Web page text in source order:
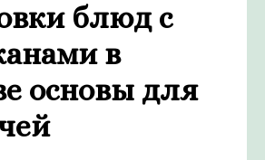
блюд с
в
основы для